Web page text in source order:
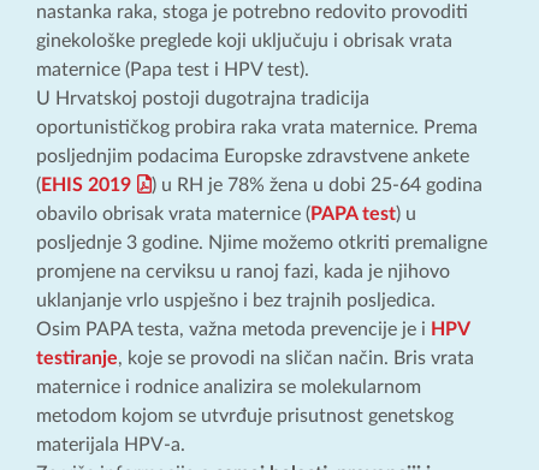
nastanka raka, stoga je potrebno redovito provoditi
ginekološke preglede koji uključuju i obrisak vrata
maternice (Papa test i HPV test).
U Hrvatskoj postoji dugotrajna tradicija
oportunističkog probira raka vrata maternice. Prema
posljednjim podacima Europske zdravstvene ankete
(EHIS 2019
) u RH je 78% žena u dobi 25-64 godina
obavilo obrisak vrata maternice (PAPA test) u
posljednje 3 godine. Njime možemo otkriti premaligne
promjene na cerviksu u ranoj fazi, kada je njihovo
uklanjanje vrlo uspješno i bez trajnih posljedica.
Osim PAPA testa, važna metoda prevencije je i HPV
testiranje, koje se provodi na sličan način. Bris vrata
maternice i rodnice analizira se molekularnom
metodom kojom se utvrđuje prisutnost genetskog
materijala HPV-a.